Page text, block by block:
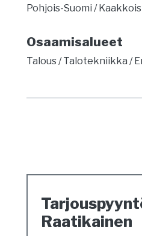
Pohjois-Suomi
Osaamisalueet
Talous Talotekniikka
Raatikainen